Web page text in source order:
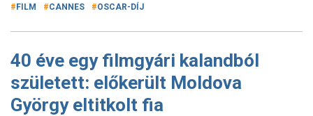
FILM CANNES OSCAR-DÍJ
40 éve egy filmgyári kalandból
született: előkerült Moldova
György eltitkolt fia